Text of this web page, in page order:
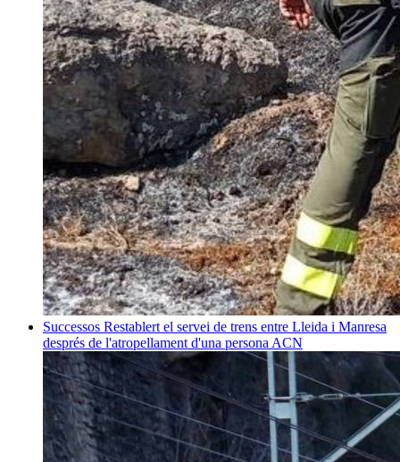
Successos Restablert el servei de trens entre Lleida i Manresa
després de l'atropellament d'una persona ACN